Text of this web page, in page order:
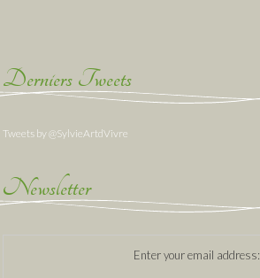
Derniers Tweets
Tweets by @SylvieArtdVivre
Newsletter
Enter your email address: